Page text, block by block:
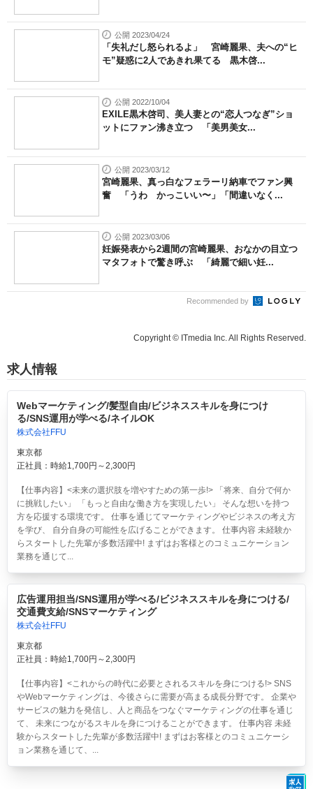
公開 2023/04/24
「失礼だし怒られるよ」 宮崎麗果、夫への“ヒ
モ”疑惑に2人であきれ果てる 黒木啓...
公開 2022/10/04
EXILE黒木啓司、美人妻との“恋人つなぎ”ショ
ットにファン沸き立つ 「美男美女...
公開 2023/03/12
宮崎麗果、真っ白なフェラーリ納車でファン興
奮 「うわ かっこいい〜」「間違いなく...
公開 2023/03/06
妊娠発表から2週間の宮崎麗果、おなかの目立つ
マタフォトで驚き呼ぶ 「綺麗で細い妊...
Recommended by
Copyright © ITmedia Inc. All Rights Reserved.
求人情報
Webマーケティング/髪型自由/ビジネススキルを身につけ
る/SNS運用が学べる/ネイルOK
株式会社FFU
東京都
正社員：時給1,700円～2,300円
【仕事内容】<未来の選択肢を増やすための第一歩!> 「将来、自分で何か
に挑戦したい」 「もっと自由な働き方を実現したい」 そんな想いを持つ
方を応援する環境です。 仕事を通じてマーケティングやビジネスの考え方
を学び、 自分自身の可能性を広げることができます。 仕事内容 未経験か
らスタートした先輩が多数活躍中! まずはお客様とのコミュニケーション
業務を通じて...
広告運用担当/SNS運用が学べる/ビジネススキルを身につける/
交通費支給/SNSマーケティング
株式会社FFU
東京都
正社員：時給1,700円～2,300円
【仕事内容】<これからの時代に必要とされるスキルを身につける!> SNS
やWebマーケティングは、今後さらに需要が高まる成長分野です。 企業や
サービスの魅力を発信し、人と商品をつなぐマーケティングの仕事を通じ
て、 未来につながるスキルを身につけることができます。 仕事内容 未経
験からスタートした先輩が多数活躍中! まずはお客様とのコミュニケーシ
ョン業務を通じて、...